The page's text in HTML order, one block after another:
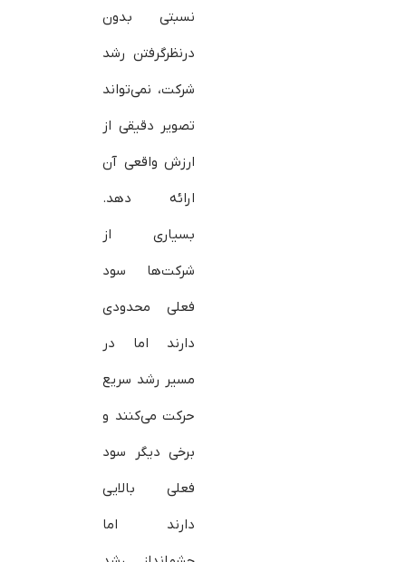
نسبتی بدون
درنظرگرفتن رشد
شرکت، نمی‌تواند
تصویر دقیقی از
ارزش واقعی آن
ارائه دهد.
بسیاری از
شرکت‌ها سود
فعلی محدودی
دارند اما در
مسیر رشد سریع
حرکت می‌کنند و
برخی دیگر سود
فعلی بالایی
دارند اما